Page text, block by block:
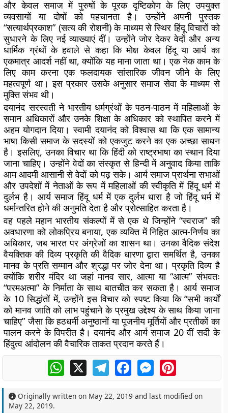
और केवल समाज में पुरुषों के पूरक दृष्टिकोण के लिए उपयुक्त
व्यवसायों या दोषों को पहचानता है। उन्होंने अपनी पुस्तक
“सत्यार्थप्रकाश” (सत्य की रोशनी) के माध्यम से स्थिर हिंदू विचारों को
सुधारने के लिए नई व्याख्याएं दीं। उन्होंने जोर देकर वेदों और अन्य
धार्मिक ग्रंथों के हवाले से कहा कि मोक्ष केवल हिंदू या आर्य का
एकमात्र आदर्श नहीं था, क्योंकि यह माना जाता था। एक नेक काम के
लिए काम करना एक फलदायक सांसारिक जीवन जीने के लिए
महत्वपूर्ण था। इस प्रकार उसके अनुसार समाज सेवा के माध्यम से
मुक्ति संभव थी।
दयानंद सरस्वती ने भारतीय धर्मग्रंथों के पठन-पाठन में महिलाओं के
समान अधिकारों और उनके शिक्षा के अधिकार को स्थापित करने में
अहम योगदान दिया। स्वामी दयानंद को विश्वास था कि एक सामान्य
भाषा किसी समाज के सदस्यों को एकजुट करने का एक अच्छा साधन
है। इसलिए, उनका विचार था कि हिंदी को राष्ट्रभाषा का स्थान दिया
जाना चाहिए। उन्होंने वेदों का संस्कृत से हिन्दी में अनुवाद किया ताकि
आम आदमी आसानी से वेदों को पढ़ सके। आर्य समाज प्रार्थना सभाओं
और उपदेशों में नेताओं के रूप में महिलाओं की स्वीकृति में हिंदू धर्म में
दुर्लभ है। आर्य समाज हिंदू धर्म में एक दुर्लभ धारा है जो हिंदू धर्म में
धर्मान्तरित होने की अनुमति देता है और प्रोत्साहित करता है।
वह पहले महान भारतीय संकल्पों में से एक थे जिन्होंने “स्वराज” की
अवधारणा को लोकप्रिय बनाया, एक व्यक्ति में निहित आत्म-निर्णय का
अधिकार, जब भारत पर अंग्रेजों का शासन था। उनका वैदिक संदेश
वैयक्तिक की दिव्य प्रकृति की वैदिक धारणा द्वारा समर्थित है, उनका
मानव के प्रति सम्मान और श्रद्धा पर जोर देना था। प्रकृति दिव्य है
क्योंकि शरीर मंदिर था जहां मानव सार, आत्मा या “आत्म” संभवतः
“परमअत्मा” के निर्माता के साथ बातचीत कर सकता है। आर्य समाज
के 10 सिद्धांतों में, उन्होंने इस विचार को स्पष्ट किया कि “सभी कार्यों
को मानव जाति को लाभ पहुंचाने के प्रमुख उद्देश्य के साथ किया जाना
चाहिए” जैसा कि हठधर्मी अनुष्ठानों या पूजनीय मूर्तियों और प्रतीकों का
पालन करने के विपरीत है। दयानंद और आर्य समाज 20 वीं सदी के
हिंदुत्व आंदोलन की वैचारिक ताकत प्रदान करते हैं।
WhatsApp
X TelegramFacebookMessengerPinterest
Originally written on May 22, 2019 and last modified on
May 22, 2019.